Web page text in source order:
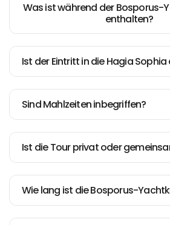
Was ist während der Bosporus-
enthalten?
Ist der Eintritt in die Hagia
Sind Mahlzeiten inbegriffen?
Ist die Tour privat oder
Wie lang ist die Bosporus-